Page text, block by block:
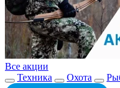
Все акции
Техника
Охота